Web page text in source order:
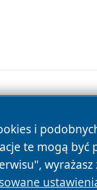
i
te mogą być
wyrażasz